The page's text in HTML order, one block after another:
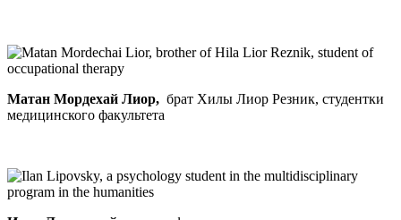
Матан Мордехай Лиор, брат Хилы Лиор Резник, студентки
медицинского факультета